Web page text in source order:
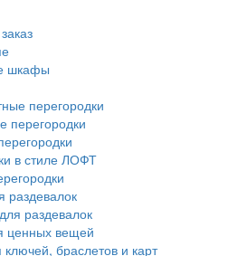
шкафы
перегородки
перегородки
в стиле ЛОФТ
раздевалок
раздевалок
вещей
браслетов и карт